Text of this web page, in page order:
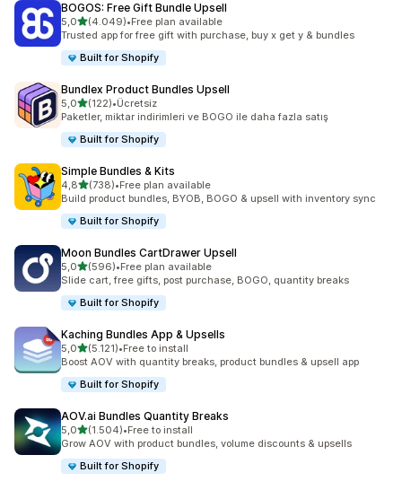
BOGOS: Free Gift Bundle Upsell
5,05 yıldız üzerinden
(4.049)
toplam 4049 değerlendirme
•Free plan available
Trusted app for free gift with purchase, buy x get y & bundles
Built for Shopify
Bundlex Product Bundles Upsell
5,05 yıldız üzerinden
(122)
toplam 122 değerlendirme
•Ücretsiz
Paketler, miktar indirimleri ve BOGO ile daha fazla satış
Built for Shopify
Simple Bundles & Kits
4,85 yıldız üzerinden
(738)
toplam 738 değerlendirme
•Free plan available
Build product bundles, BYOB, BOGO & upsell with inventory sync
Built for Shopify
Moon Bundles CartDrawer Upsell
5,05 yıldız üzerinden
(596)
toplam 596 değerlendirme
•Free plan available
Slide cart, free gifts, post purchase, BOGO, quantity breaks
Built for Shopify
Kaching Bundles App & Upsells
5,05 yıldız üzerinden
(5.121)
toplam 5121 değerlendirme
•Free to install
Boost AOV with quantity breaks, product bundles & upsell app
Built for Shopify
AOV.ai Bundles Quantity Breaks
5,05 yıldız üzerinden
(1.504)
toplam 1504 değerlendirme
•Free to install
Grow AOV with product bundles, volume discounts & upsells
Built for Shopify